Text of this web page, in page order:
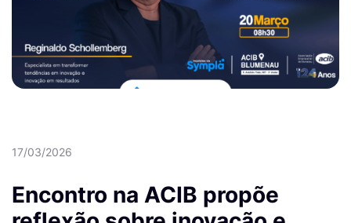
17/03/2026
Encontro na ACIB propõe